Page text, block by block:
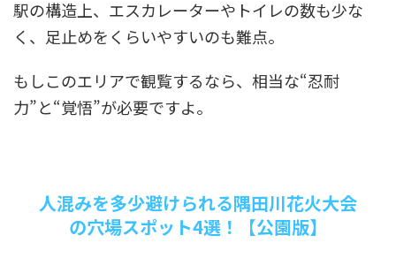
駅の構造上、エスカレーターやトイレの数も少な
く、足止めをくらいやすいのも難点。
もしこのエリアで観覧するなら、相当な“忍耐
力”と“覚悟”が必要ですよ。
人混みを多少避けられる隅田川花火大会
の穴場スポット4選！【公園版】